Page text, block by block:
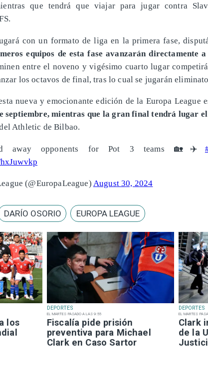
los
DEPORTES
EL MARTES PASADO A LAS 9:55
Fiscalía pide prisión
preventiva para Michael
Clark en Caso Sartor
DEPORTES
EL MARTES
Clark
de la
que tendrá que viajar para jugar contra
con un formato de liga en la primera fase,
equipos de esta fase avanzarán directamente
entre el noveno y vigésimo cuarto lugar
los octavos de final, tras lo cual se jugarán
nueva y emocionante edición de la Europa League
septiembre, mientras que la gran final tendrá lugar
Athletic de Bilbao.
away opponents for Pot 3 teams 🏡✈️
(@EuropaLeague) August 30, 2024
DARÍO OSORIO EUROPA LEAGUE